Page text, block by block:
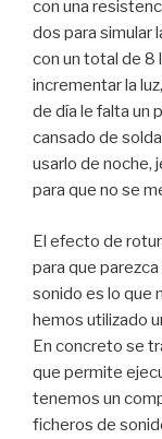
con una
dos para simular
con un total de 8
incrementar la
de día le falta un
cansado de
usarlo de noche,
para que no se
El efecto de
para que
sonido es lo que
hemos utilizado
En concreto se
que permite
tenemos un
ficheros de